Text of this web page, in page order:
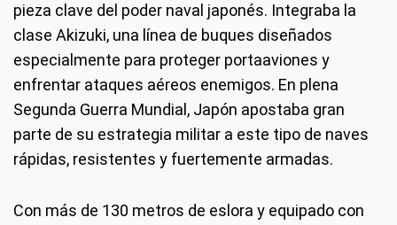
pieza clave del poder naval japonés. Integraba la
clase Akizuki, una línea de buques diseñados
especialmente para proteger portaaviones y
enfrentar ataques aéreos enemigos. En plena
Segunda Guerra Mundial, Japón apostaba gran
parte de su estrategia militar a este tipo de naves
rápidas, resistentes y fuertemente armadas.
Con más de 130 metros de eslora y equipado con